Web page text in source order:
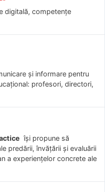
digitală, competențe
și informare pentru
profesori, directori,
îşi propune să
predării, învăţării şi evaluării
a experienţelor concrete ale